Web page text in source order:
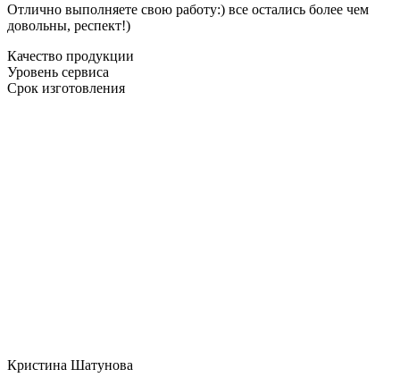
Отлично выполняете свою работу:) все остались более чем
довольны, респект!)
Качество продукции
Уровень сервиса
Срок изготовления
Кристина Шатунова